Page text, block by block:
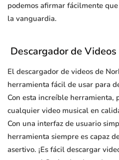
podemos afirmar fácilmente
la vanguardia.
Descargador de
El descargador de videos de
herramienta fácil de usar para
Con esta increíble herramienta,
cualquier video musical en
Con una interfaz de usuario
herramienta siempre es capaz
asertivo. ¡Es fácil descargar